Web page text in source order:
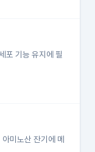
포 기능 유지에 필
미노산 잔기에 메